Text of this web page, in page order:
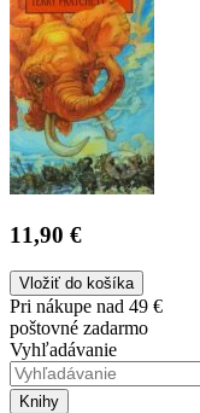
11,90 €
Vložiť do košíka
Pri nákupe nad 49 €
poštovné zadarmo
Vyhľadávanie
Knihy